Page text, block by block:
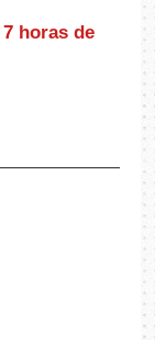
7 horas de